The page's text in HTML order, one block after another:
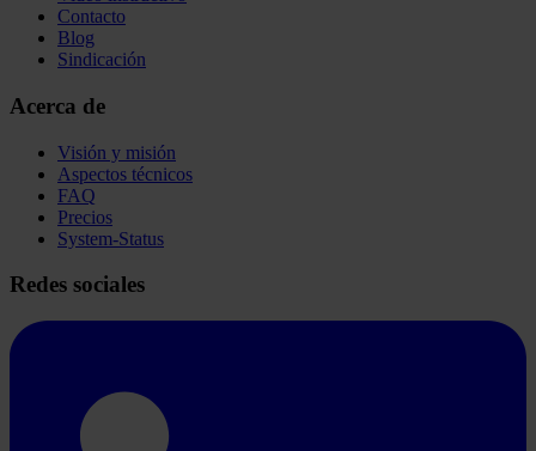
Contacto
Blog
Sindicación
Acerca de
Visión y misión
Aspectos técnicos
FAQ
Precios
System-Status
Redes sociales